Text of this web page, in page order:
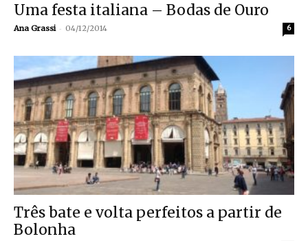
Uma festa italiana – Bodas de Ouro
Ana Grassi - 04/12/2014 6
Três bate e volta perfeitos a partir de
Bolonha